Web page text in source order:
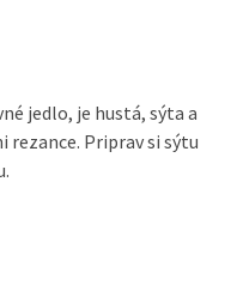
jedlo, je hustá, sýta a
rezance. Priprav si sýtu